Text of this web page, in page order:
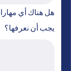
هل هناك أي
يجب أن نعرفها؟